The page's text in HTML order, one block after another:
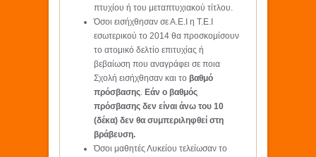
πτυχίου ή του μεταπτυχιακού τίτλου.
Όσοι εισήχθησαν σε Α.Ε.Ι η Τ.Ε.Ι
εσωτερικού το 2014 θα προσκομίσουν
το ατομικό δελτίο επιτυχίας ή
βεβαίωση που αναγράφει σε ποια
Σχολή εισήχθησαν και τοβαθμό
πρόσβασης. Εάν ο βαθμός
πρόσβασης δεν είναι άνω του 10
(δέκα) δεν θα συμπεριληφθεί στη
βράβευση.
Όσοι μαθητές Λυκείου τελείωσαν το